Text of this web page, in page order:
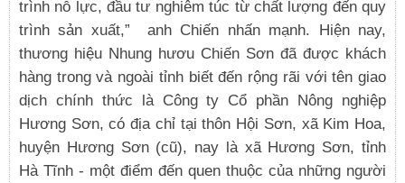
trình nỗ lực, đầu tư nghiêm túc từ chất lượng đến quy
trình sản xuất,” anh Chiến nhấn mạnh. Hiện nay,
thương hiệu Nhung hươu Chiến Sơn đã được khách
hàng trong và ngoài tỉnh biết đến rộng rãi với tên giao
dịch chính thức là Công ty Cổ phần Nông nghiệp
Hương Sơn, có địa chỉ tại thôn Hội Sơn, xã Kim Hoa,
huyện Hương Sơn (cũ), nay là xã Hương Sơn, tỉnh
Hà Tĩnh - một điểm đến quen thuộc của những người